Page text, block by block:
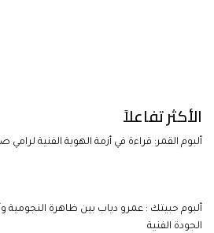
الأكثر تفاعلاً
ألبوم القمر: قراءة في أزمة الهوية الفنية لرامي
ألبوم حبيتك : عمرو دياب بين ظاهرة النجومية
الجودة الفنية